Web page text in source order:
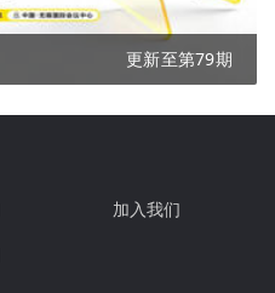
更新至第79期
加入我们